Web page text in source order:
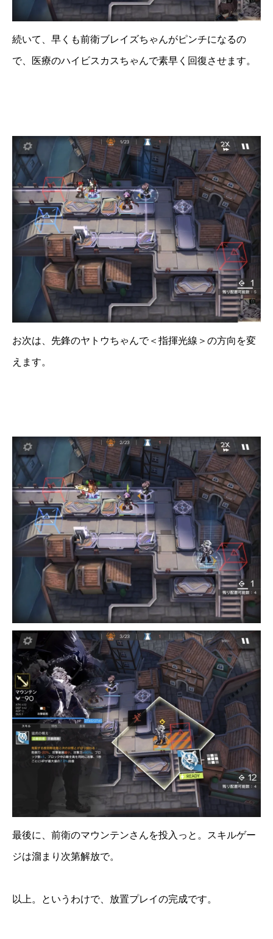
続いて、早くも前衛ブレイズちゃんがピンチになるの
で、医療のハイビスカスちゃんで素早く回復させます。
お次は、先鋒のヤトウちゃんで＜指揮光線＞の方向を変
えます。
最後に、前衛のマウンテンさんを投入っと。スキルゲー
ジは溜まり次第解放で。
以上。というわけで、放置プレイの完成です。